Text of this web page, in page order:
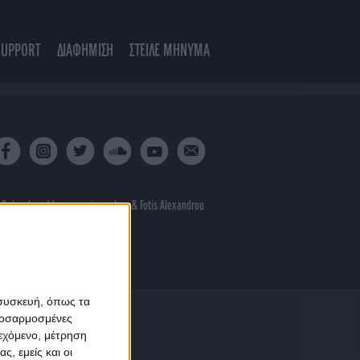
όπως τα
μέτρηση
εμείς και οι
ΔΙΑΦΗΜΙΣΗ ΣΤΕΙΛΕ ΜΗΝΥΜΑ
developed byporcupine colors& Fotis Alexandrou